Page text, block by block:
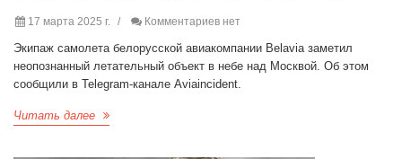
17 марта 2025 г. Комментариев нет
Экипаж самолета белорусской авиакомпании Belavia заметил
неопознанный летательный объект в небе над Москвой. Об этом
сообщили в Telegram-канале Aviaincident.
Читать далее